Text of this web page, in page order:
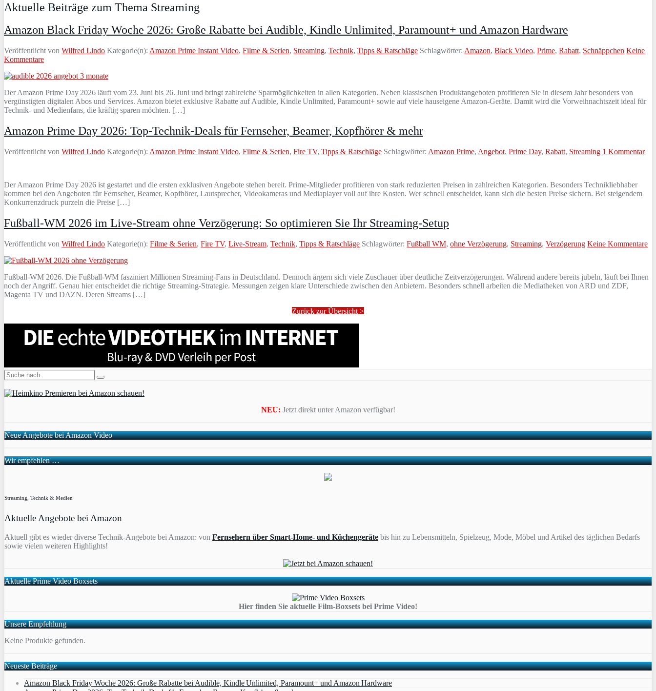
Aktuelle Beiträge zum Thema Streaming
Amazon Black Friday Woche 2026: Große Rabatte bei Audible, Kindle Unlimited, Paramount+ und Amazon Hardware
Veröffentlicht von Wilfred Lindo Kategorie(n): Amazon Prime Instant Video, Filme & Serien, Streaming, Technik, Tipps & Ratschläge Schlagwörter: Amazon, Black Video, Prime, Rabatt, Schnäppchen Keine
Kommentare
Der Amazon Prime Day 2026 läuft vom 23. Juni bis 26. Juni und bringt zahlreiche Sparmöglichkeiten in allen Kategorien. Neben klassischen Produktangeboten profitieren Sie in diesem Jahr besonders von
vergünstigten digitalen Abos und Services. Amazon bietet exklusive Rabatte auf Audible, Kindle Unlimited, Paramount+ sowie auf viele hauseigene Amazon-Geräte. Damit wird die Vorweihnachtszeit ideal für
Technik- und Medienfans, die kräftig sparen möchten. […]
Amazon Prime Day 2026: Top-Technik-Deals für Fernseher, Beamer, Kopfhörer & mehr
Veröffentlicht von Wilfred Lindo Kategorie(n): Amazon Prime Instant Video, Filme & Serien, Fire TV, Tipps & Ratschläge Schlagwörter: Amazon Prime, Angebot, Prime Day, Rabatt, Streaming 1 Kommentar
Der Amazon Prime Day 2026 ist gestartet und die ersten exklusiven Angebote stehen bereit. Prime-Mitglieder profitieren von stark reduzierten Preisen in zahlreichen Kategorien. Besonders Technikliebhaber
kommen bei den Angeboten für Fernseher, Beamer, Kopfhörer, Lautsprecher, Videokameras und Mediaplayer voll auf ihre Kosten. Wer schnell entscheidet, kann sich die besten Preise sichern. Bei steigendem
Konkurrenzdruck purzeln die Preise […]
Fußball-WM 2026 im Live-Stream ohne Verzögerung: So optimieren Sie Ihr Streaming-Setup
Veröffentlicht von Wilfred Lindo Kategorie(n): Filme & Serien, Fire TV, Live-Stream, Technik, Tipps & Ratschläge Schlagwörter: Fußball WM, ohne Verzögerung, Streaming, Verzögerung Keine Kommentare
Fußball-WM 2026. Die Fußball-WM fasziniert Millionen Streaming-Fans in Deutschland. Dennoch ärgern sich viele Zuschauer über deutliche Zeitverzögerungen. Während andere bereits jubeln, läuft bei Ihnen
noch der Angriff. Genau hier entscheidet die richtige Streaming-Strategie. Messungen zeigen klare Unterschiede zwischen den Anbietern. Besonders schnell arbeiten die Mediatheken von ARD und ZDF,
Magenta TV und DAZN. Deren Streams […]
Zurück zur Übersicht >
NEU: Jetzt direkt unter Amazon verfügbar!
Neue Angebote bei Amazon Video
Wir empfehlen …
Streaming, Technik & Medien
Aktuelle Angebote bei Amazon
Aktuell gibt es wieder diverse Technik-Angebote bei Amazon: von Fernsehern über Smart-Home- und Küchengeräte bis hin zu Lebensmitteln, Spielzeug, Mode, Möbel und Artikel des täglichen Bedarfs
sowie vielen weiteren Highlights!
Aktuelle Prime Video Boxsets
Hier finden Sie aktuelle Film-Boxsets bei Prime Video!
Unsere Empfehlung
Keine Produkte gefunden.
Neueste Beiträge
Amazon Black Friday Woche 2026: Große Rabatte bei Audible, Kindle Unlimited, Paramount+ und Amazon Hardware